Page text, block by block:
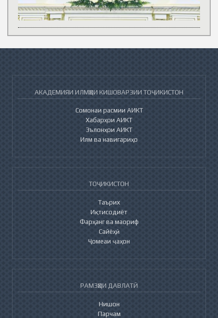
АКАДЕМИЯИ ИЛМҲОИ КИШОВАРЗИИ ТОҶИКИСТОН
Сомонаи расмии АИКТ
Хабарҳои АИКТ
Эълонҳои АИКТ
Илм ва навигариҳо
ТОҶИКИСТОН
Таърих
Иқтисодиёт
Фарҳанг ва маориф
Сайёҳӣ
Ҷомеаи ҷаҳон
РАМЗҲОИ ДАВЛАТӢ
Нишон
Парчам